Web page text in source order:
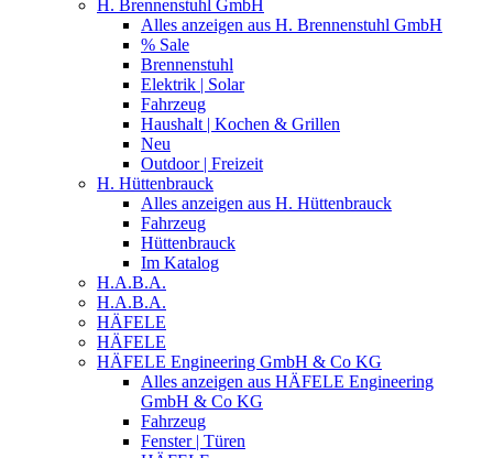
H. Brennenstuhl GmbH
Alles anzeigen aus H. Brennenstuhl GmbH
% Sale
Brennenstuhl
Elektrik | Solar
Fahrzeug
Haushalt | Kochen & Grillen
Neu
Outdoor | Freizeit
H. Hüttenbrauck
Alles anzeigen aus H. Hüttenbrauck
Fahrzeug
Hüttenbrauck
Im Katalog
H.A.B.A.
H.A.B.A.
HÄFELE
HÄFELE
HÄFELE Engineering GmbH & Co KG
Alles anzeigen aus HÄFELE Engineering
GmbH & Co KG
Fahrzeug
Fenster | Türen